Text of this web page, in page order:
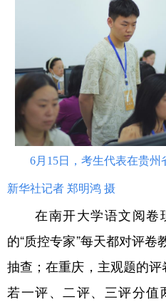
6月15日，考生代表在贵州
新华社记者 郑明鸿 摄
在南开大学语文阅卷
的“质控专家”每天都对评卷
抽查；在重庆，主观题的评
若一评、二评、三评分